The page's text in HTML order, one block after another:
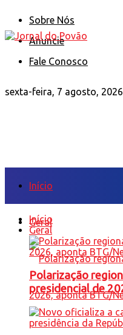
Sobre Nós
Anuncie
Fale Conosco
sexta-feira, 7 agosto, 2026
Início
Geral
Início
Geral
Polarização
presidencial de